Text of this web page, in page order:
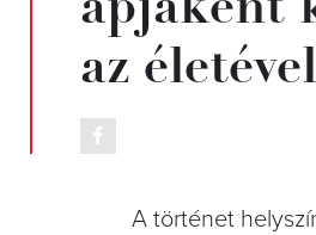
az
A történet